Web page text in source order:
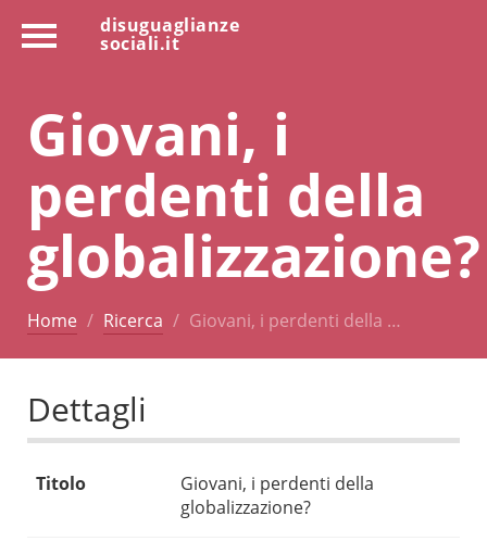
disuguaglianze
sociali.it
Giovani, i
perdenti della
globalizzazione?
Home Ricerca Giovani, i perdenti della …
Dettagli
Titolo
Giovani, i perdenti della
globalizzazione?